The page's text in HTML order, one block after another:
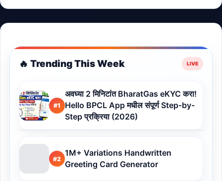
🔥 Trending This Week
#1
अवघ्या 2 मिनिटांत BharatGas eKYC करा!
Hello BPCL App मधील संपूर्ण Step-by-
Step प्रक्रिया (2026)
#2
1M+ Variations Handwritten
Greeting Card Generator